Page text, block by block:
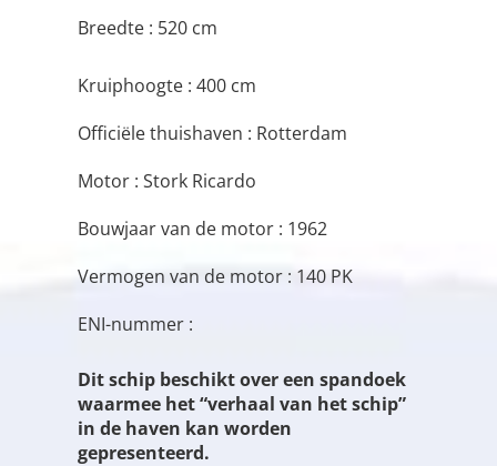
Breedte : 520 cm
Kruiphoogte : 400 cm
Officiële thuishaven : Rotterdam
Motor : Stork Ricardo
Bouwjaar van de motor : 1962
Vermogen van de motor : 140 PK
ENI-nummer :
Dit schip beschikt over een spandoek
waarmee het “verhaal van het schip”
in de haven kan worden
gepresenteerd.